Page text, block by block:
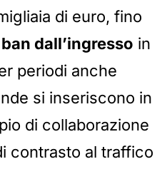
di euro, fino
ban dall’ingresso in
periodi anche
si inseriscono in
di collaborazione
contrasto al traffico